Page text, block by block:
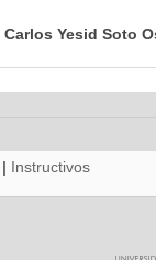
Carlos Yesid Soto
| Instructivos